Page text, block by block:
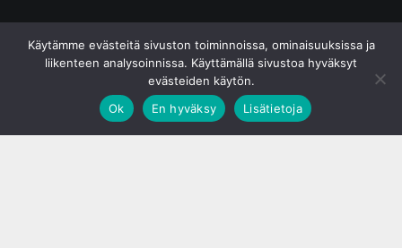
Käytämme evästeitä sivuston toiminnoissa, ominaisuuksissa ja
liikenteen analysoinnissa. Käyttämällä sivustoa hyväksyt
evästeiden käytön.
Ok
En hyväksy Lisätietoja